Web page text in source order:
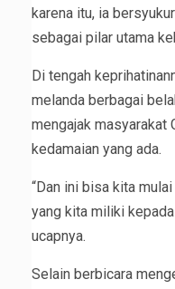
karena itu, ia
sebagai pilar utama
Di tengah
melanda berbagai
mengajak masyarakat
kedamaian yang ada.
“Dan ini bisa kita
yang kita miliki
ucapnya.
Selain berbicara